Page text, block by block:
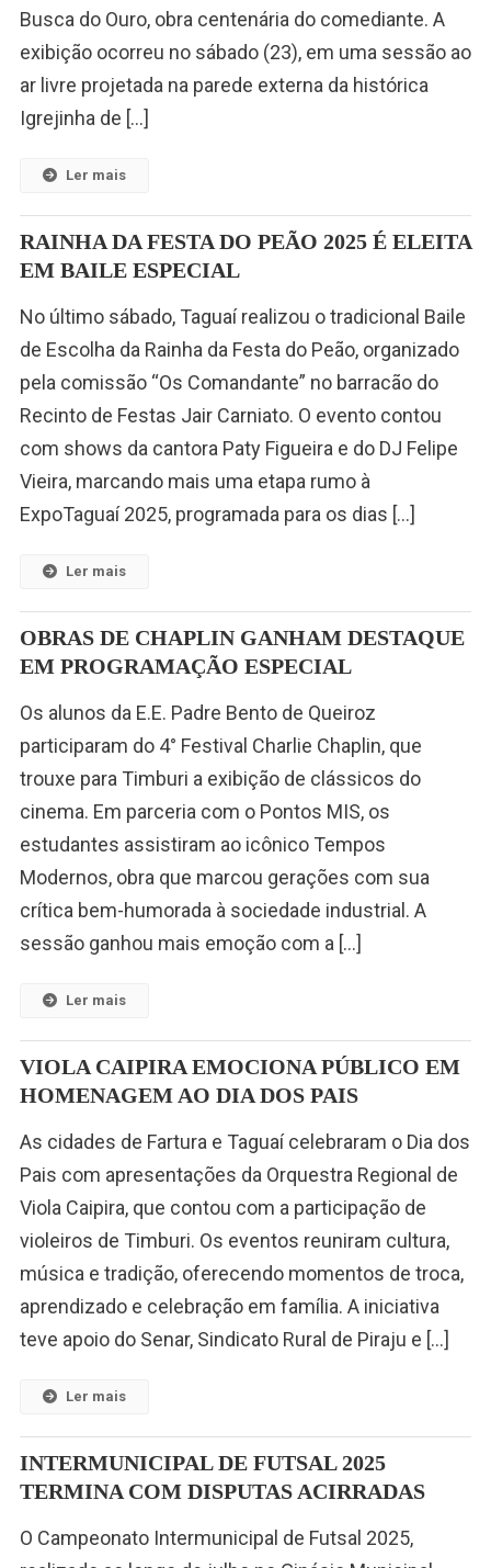
Busca do Ouro, obra centenária do comediante. A
exibição ocorreu no sábado (23), em uma sessão ao
ar livre projetada na parede externa da histórica
Igrejinha de […]
Ler mais
RAINHA DA FESTA DO PEÃO 2025 É ELEITA
EM BAILE ESPECIAL
No último sábado, Taguaí realizou o tradicional Baile
de Escolha da Rainha da Festa do Peão, organizado
pela comissão “Os Comandante” no barracão do
Recinto de Festas Jair Carniato. O evento contou
com shows da cantora Paty Figueira e do DJ Felipe
Vieira, marcando mais uma etapa rumo à
ExpoTaguaí 2025, programada para os dias […]
Ler mais
OBRAS DE CHAPLIN GANHAM DESTAQUE
EM PROGRAMAÇÃO ESPECIAL
Os alunos da E.E. Padre Bento de Queiroz
participaram do 4° Festival Charlie Chaplin, que
trouxe para Timburi a exibição de clássicos do
cinema. Em parceria com o Pontos MIS, os
estudantes assistiram ao icônico Tempos
Modernos, obra que marcou gerações com sua
crítica bem-humorada à sociedade industrial. A
sessão ganhou mais emoção com a […]
Ler mais
VIOLA CAIPIRA EMOCIONA PÚBLICO EM
HOMENAGEM AO DIA DOS PAIS
As cidades de Fartura e Taguaí celebraram o Dia dos
Pais com apresentações da Orquestra Regional de
Viola Caipira, que contou com a participação de
violeiros de Timburi. Os eventos reuniram cultura,
música e tradição, oferecendo momentos de troca,
aprendizado e celebração em família. A iniciativa
teve apoio do Senar, Sindicato Rural de Piraju e […]
Ler mais
INTERMUNICIPAL DE FUTSAL 2025
TERMINA COM DISPUTAS ACIRRADAS
O Campeonato Intermunicipal de Futsal 2025,